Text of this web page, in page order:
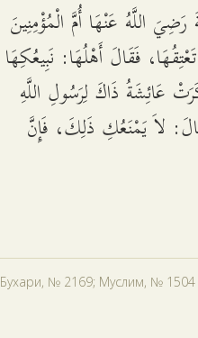
اللَّهُ عَنْهَا أُمَّ الْمُؤْمِنِينَ
فَقَالَ أَهْلُهَا: نَبِيعُكِهَا
عَائِشَةُ ذَاكَ لِرَسُولِ اللَّهِ
لاَ يَمْنَعُكِ ذَلِكَ، فَإِنَّ
Бухари, № 2169; Муслим, № 1504